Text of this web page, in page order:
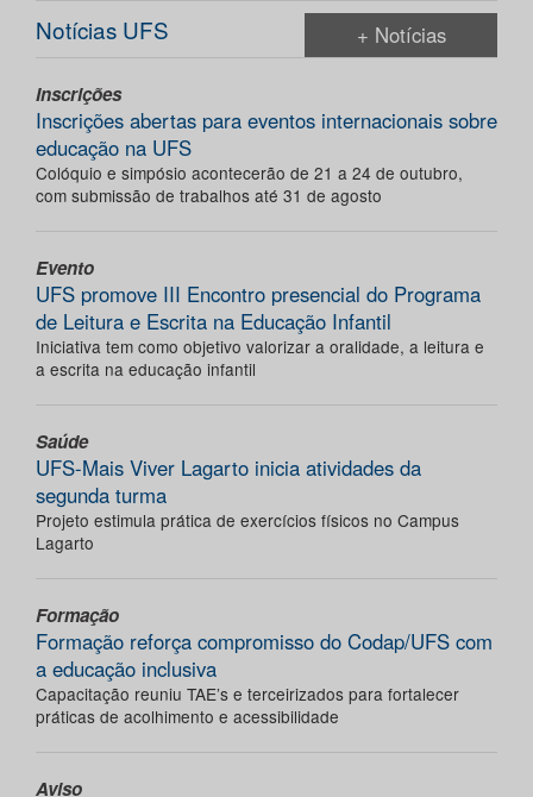
Notícias UFS + Notícias
Inscrições
Inscrições abertas para eventos internacionais sobre
educação na UFS
Colóquio e simpósio acontecerão de 21 a 24 de outubro,
com submissão de trabalhos até 31 de agosto
Evento
UFS promove III Encontro presencial do Programa
de Leitura e Escrita na Educação Infantil
Iniciativa tem como objetivo valorizar a oralidade, a leitura e
a escrita na educação infantil
Saúde
UFS-Mais Viver Lagarto inicia atividades da
segunda turma
Projeto estimula prática de exercícios físicos no Campus
Lagarto
Formação
Formação reforça compromisso do Codap/UFS com
a educação inclusiva
Capacitação reuniu TAE’s e terceirizados para fortalecer
práticas de acolhimento e acessibilidade
Aviso